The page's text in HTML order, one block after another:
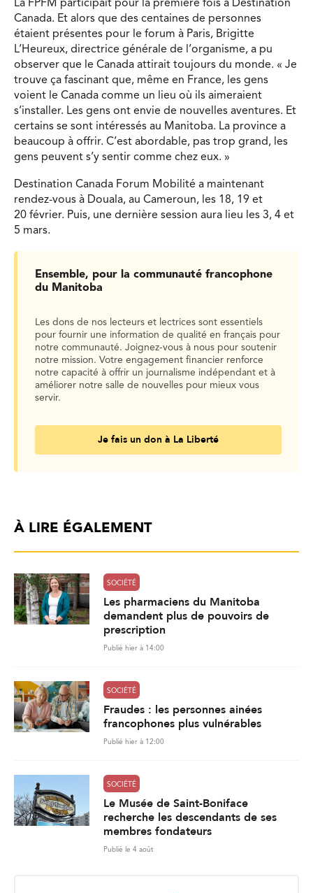
La FPFM participait pour la première fois à Destination
Canada. Et alors que des centaines de personnes
étaient présentes pour le forum à Paris, Brigitte
L’Heureux, directrice générale de l’organisme, a pu
observer que le Canada attirait toujours du monde. « Je
trouve ça fascinant que, même en France, les gens
voient le Canada comme un lieu où ils aimeraient
s’installer. Les gens ont envie de nouvelles aventures. Et
certains se sont intéressés au Manitoba. La province a
beaucoup à offrir. C’est abordable, pas trop grand, les
gens peuvent s’y sentir comme chez eux. »
Destination Canada Forum Mobilité a maintenant
rendez-vous à Douala, au Cameroun, les 18, 19 et
20 février. Puis, une dernière session aura lieu les 3, 4 et
5 mars.
Ensemble, pour la communauté francophone
du Manitoba
Les dons de nos lecteurs et lectrices sont essentiels
pour fournir une information de qualité en français pour
notre communauté. Joignez-vous à nous pour soutenir
notre mission. Votre engagement financier renforce
notre capacité à offrir un journalisme indépendant et à
améliorer notre salle de nouvelles pour mieux vous
servir.
Je fais un don à La Liberté
À LIRE ÉGALEMENT
SOCIÉTÉ
Les pharmaciens du Manitoba
demandent plus de pouvoirs de
prescription
Publié hier à 14:00
SOCIÉTÉ
Fraudes : les personnes ainées
francophones plus vulnérables
Publié hier à 12:00
SOCIÉTÉ
Le Musée de Saint-Boniface
recherche les descendants de ses
membres fondateurs
Publié le 4 août